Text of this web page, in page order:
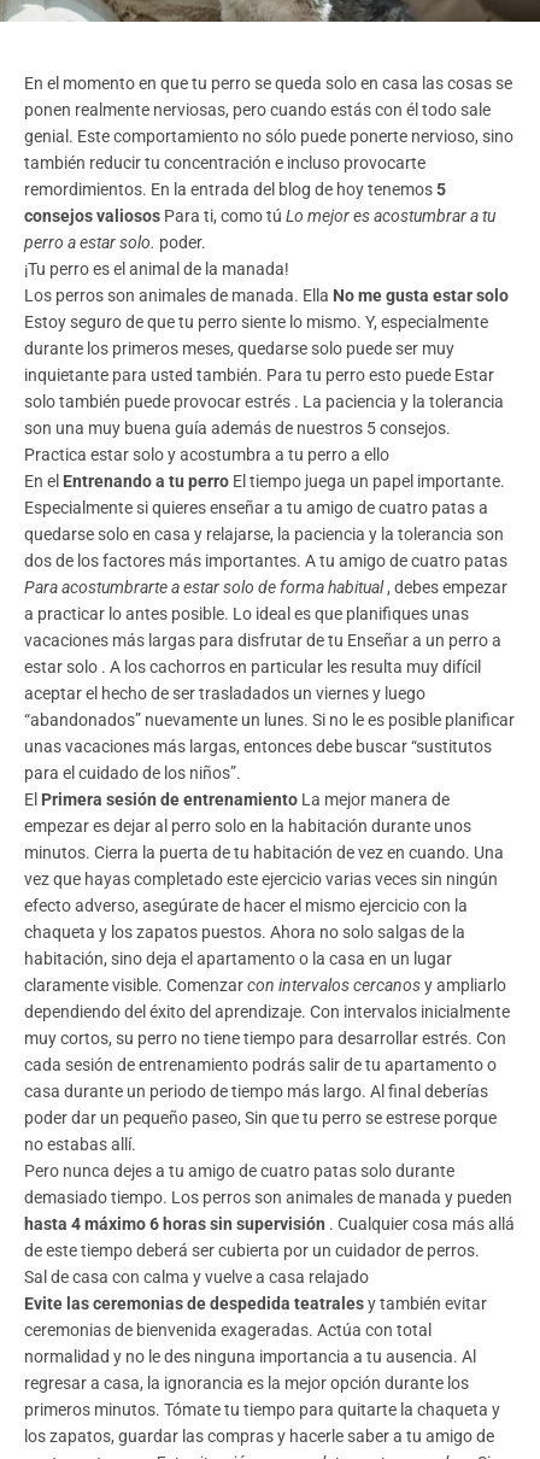
En el momento en que tu perro se queda solo en casa las cosas se
ponen realmente nerviosas, pero cuando estás con él todo sale
genial. Este comportamiento no sólo puede ponerte nervioso, sino
también reducir tu concentración e incluso provocarte
remordimientos. En la entrada del blog de hoy tenemos5
consejos valiosos Para ti, como tú Lo mejor es acostumbrar a tu
perro a estar solo. poder.
¡Tu perro es el animal de la manada!
Los perros son animales de manada. Ella No me gusta estar solo
Estoy seguro de que tu perro siente lo mismo. Y, especialmente
durante los primeros meses, quedarse solo puede ser muy
inquietante para usted también. Para tu perro esto puede Estar
solo también puede provocar estrés . La paciencia y la tolerancia
son una muy buena guía además de nuestros 5 consejos.
Practica estar solo y acostumbra a tu perro a ello
En el Entrenando a tu perro El tiempo juega un papel importante.
Especialmente si quieres enseñar a tu amigo de cuatro patas a
quedarse solo en casa y relajarse, la paciencia y la tolerancia son
dos de los factores más importantes. A tu amigo de cuatro patas
Para acostumbrarte a estar solo de forma habitual, debes empezar
a practicar lo antes posible. Lo ideal es que planifiques unas
vacaciones más largas para disfrutar de tu Enseñar a un perro a
estar solo . A los cachorros en particular les resulta muy difícil
aceptar el hecho de ser trasladados un viernes y luego
“abandonados” nuevamente un lunes. Si no le es posible planificar
unas vacaciones más largas, entonces debe buscar “sustitutos
para el cuidado de los niños”.
El Primera sesión de entrenamiento La mejor manera de
empezar es dejar al perro solo en la habitación durante unos
minutos. Cierra la puerta de tu habitación de vez en cuando. Una
vez que hayas completado este ejercicio varias veces sin ningún
efecto adverso, asegúrate de hacer el mismo ejercicio con la
chaqueta y los zapatos puestos. Ahora no solo salgas de la
habitación, sino deja el apartamento o la casa en un lugar
claramente visible. Comenzarcon intervalos cercanosy ampliarlo
dependiendo del éxito del aprendizaje. Con intervalos inicialmente
muy cortos, su perro no tiene tiempo para desarrollar estrés. Con
cada sesión de entrenamiento podrás salir de tu apartamento o
casa durante un periodo de tiempo más largo. Al final deberías
poder dar un pequeño paseo, Sin que tu perro se estrese porque
no estabas allí.
Pero nunca dejes a tu amigo de cuatro patas solo durante
demasiado tiempo. Los perros son animales de manada y pueden
hasta 4 máximo 6 horas sin supervisión . Cualquier cosa más allá
de este tiempo deberá ser cubierta por un cuidador de perros.
Sal de casa con calma y vuelve a casa relajado
Evite las ceremonias de despedida teatralesy también evitar
ceremonias de bienvenida exageradas. Actúa con total
normalidad y no le des ninguna importancia a tu ausencia. Al
regresar a casa, la ignorancia es la mejor opción durante los
primeros minutos. Tómate tu tiempo para quitarte la chaqueta y
los zapatos, guardar las compras y hacerle saber a tu amigo de